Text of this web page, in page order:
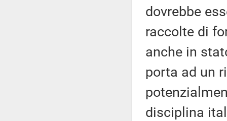
dovrebbe
raccolte di
anche in
porta ad un
disciplina